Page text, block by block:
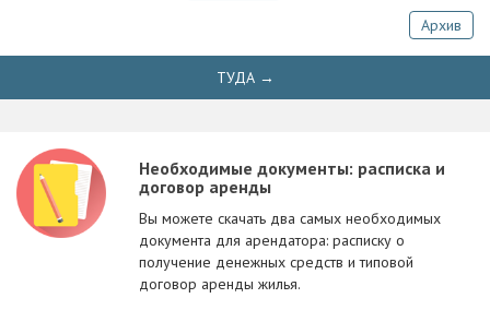
Архив
ТУДА →
Необходимые документы: расписка и
договор аренды
Вы можете скачать два самых необходимых
документа для арендатора: расписку о
получение денежных средств и типовой
договор аренды жилья.